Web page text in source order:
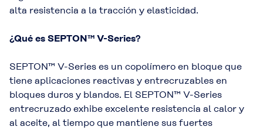
alta resistencia a la tracción y elasticidad.
¿Qué es SEPTON™ V-Series?
SEPTON™ V-Series es un copolímero en bloque que
tiene aplicaciones reactivas y entrecruzables en
bloques duros y blandos. El SEPTON™ V-Series
entrecruzado exhibe excelente resistencia al calor y
al aceite, al tiempo que mantiene sus fuertes